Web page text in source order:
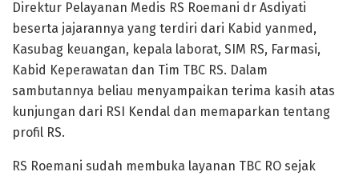
Direktur Pelayanan Medis RS Roemani dr Asdiyati
beserta jajarannya yang terdiri dari Kabid yanmed,
Kasubag keuangan, kepala laborat, SIM RS, Farmasi,
Kabid Keperawatan dan Tim TBC RS. Dalam
sambutannya beliau menyampaikan terima kasih atas
kunjungan dari RSI Kendal dan memaparkan tentang
profil RS.
RS Roemani sudah membuka layanan TBC RO sejak